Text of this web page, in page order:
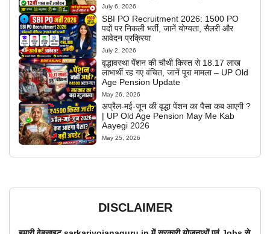
July 6, 2026
SBI PO Recruitment 2026: 1500 PO
पदों पर निकली भर्ती, जानें योग्यता, सैलरी और
आवेदन प्रक्रिया
July 2, 2026
वृद्धावस्था पेंशन की चौथी किस्त से 18.17 लाख
लाभार्थी रह गए वंचित, जानें पूरा मामला – UP Old
Age Pension Update
May 26, 2026
अप्रैल-मई-जून की वृद्धा पेंशन का पैसा कब आएगी ?
| UP Old Age Pension May Me Kab
Aayegi 2026
May 25, 2026
DISCLAIMER